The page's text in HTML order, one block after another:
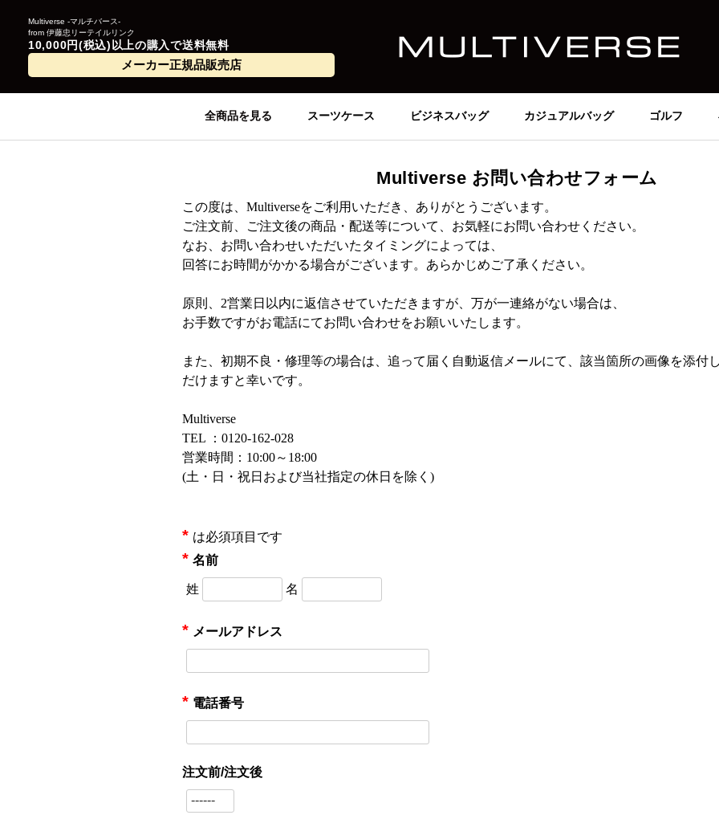
Multiverse -マルチバース-
from 伊藤忠リーテイルリンク
10,000円(税込)以上の購入で送料無料
メーカー正規品販売店
全商品を見る スーツケース ビジネスバッグ カジュアルバッグ ゴルフ
Multiverse お問い合わせフォーム
この度は、Multiverseをご利用いただき、ありがとうございます。
ご注文前、ご注文後の商品・配送等について、お気軽にお問い合わせください。
なお、お問い合わせいただいたタイミングによっては、
回答にお時間がかかる場合がございます。あらかじめご了承ください。
原則、2営業日以内に返信させていただきますが、万が一連絡がない場合は、
お手数ですがお電話にてお問い合わせをお願いいたします。
また、初期不良・修理等の場合は、追って届く自動返信メールにて、該当箇所の画像を添付
だけますと幸いです。
Multiverse
TEL ：0120-162-028
営業時間：10:00～18:00
(土・日・祝日および当社指定の休日を除く)
* は必須項目です
* 名前
姓 名
* メールアドレス
* 電話番号
注文前/注文後